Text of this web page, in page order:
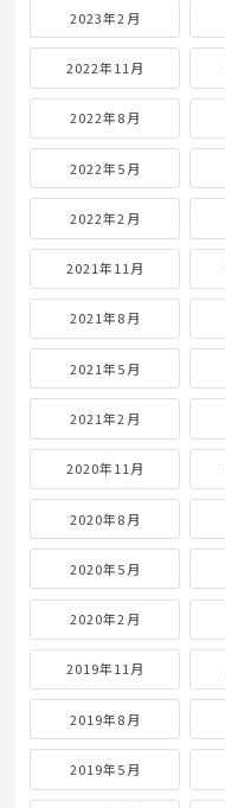
2023年2月
2022年11月
2022年8月
2022年5月
2022年2月
2021年11月
2021年8月
2021年5月
2021年2月
2020年11月
2020年8月
2020年5月
2020年2月
2019年11月
2019年8月
2019年5月